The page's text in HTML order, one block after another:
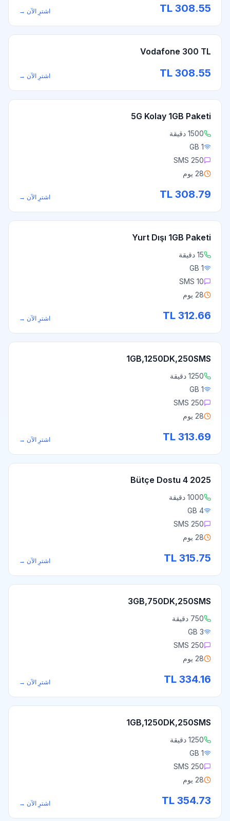
308.55 اشترِ الآن →
Vodafone 300 TL
308.55 اشترِ الآن →
5G Kolay 1GB Paketi
1500 دقيقة
1 GB
250 SMS
28 يوم
308.79 اشترِ الآن →
Yurt Dışı 1GB Paketi
15 دقيقة
1 GB
10 SMS
28 يوم
312.66 اشترِ الآن →
1GB,1250DK,250SMS
1250 دقيقة
1 GB
250 SMS
28 يوم
313.69 اشترِ الآن →
2025 Bütçe Dostu 4
1000 دقيقة
4 GB
250 SMS
28 يوم
315.75 اشترِ الآن →
3GB,750DK,250SMS
750 دقيقة
3 GB
250 SMS
28 يوم
334.16 اشترِ الآن →
1GB,1250DK,250SMS
1250 دقيقة
1 GB
250 SMS
28 يوم
354.73 اشترِ الآن →